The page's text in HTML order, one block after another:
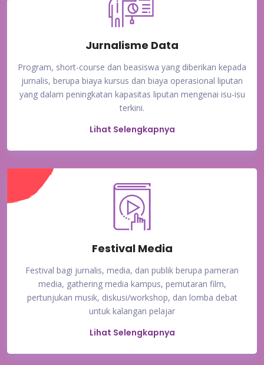
Jurnalisme Data
Program, short-course dan beasiswa yang diberikan kepada
jurnalis, berupa biaya kursus dan biaya operasional liputan
yang dalam peningkatan kapasitas liputan mengenai isu-isu
terkini.
Lihat Selengkapnya
Festival Media
Festival bagi jurnalis, media, dan publik berupa pameran
media, gathering media kampus, pemutaran film,
pertunjukan musik, diskusi/workshop, dan lomba debat
untuk kalangan pelajar
Lihat Selengkapnya